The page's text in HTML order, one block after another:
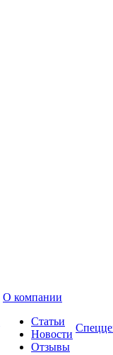
О компании
Статьи
Новости
Отзывы